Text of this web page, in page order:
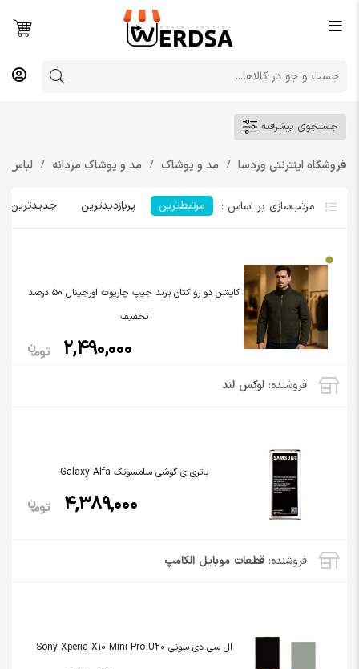
جستجوی پیشرفته
فروشگاه اینترنتی وردسا مد و پوشاک مد و پوشاک مردانه لباس
مرتبط‌ترین پربازدیدترین جدیدترین
فروشنده: لوکس لند
کاپشن دو رو کتان برند جیپ چاریوت اورجینال 50 درصد
تخفیف
2,490,000
فروشنده:قطعات موبایل الکامپ
باتری ی گوشی سامسونگ Galaxy Alfa
4,389,000
ال سی دی سونی Sony Xperia X10 Mini Pro U20